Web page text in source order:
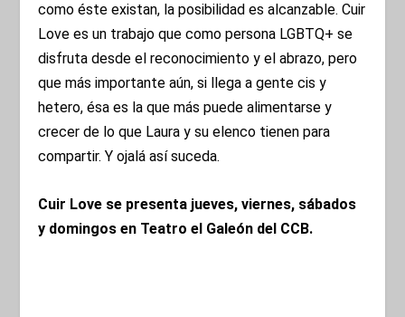
como éste existan, la posibilidad es alcanzable. Cuir
Love es un trabajo que como persona LGBTQ+ se
disfruta desde el reconocimiento y el abrazo, pero
que más importante aún, si llega a gente cis y
hetero, ésa es la que más puede alimentarse y
crecer de lo que Laura y su elenco tienen para
compartir. Y ojalá así suceda.
Cuir Love se presenta jueves, viernes, sábados
y domingos en Teatro el Galeón del CCB.